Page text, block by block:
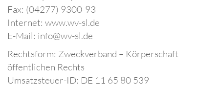
Fax: (04277) 9300-93
Internet: www.wv-sl.de
E-Mail: info@wv-sl.de
Rechtsform: Zweckverband – Körperschaft
öffentlichen Rechts
Umsatzsteuer-ID: DE 11 65 80 539